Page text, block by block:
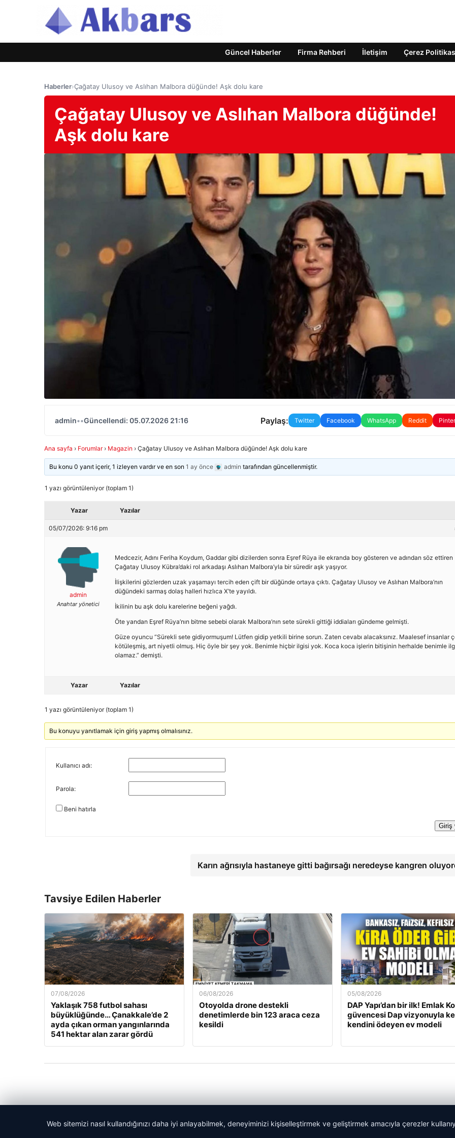
Güncel Haberler Firma Rehberi İletişim Çerez
Haberler›Çağatay Ulusoy ve Aslıhan Malbora düğünde! Aşk dolu kare
Çağatay Ulusoy ve Aslıhan Malbora düğünde!
Aşk dolu kare
admin••Güncellendi: 05.07.2026 21:16 Paylaş: Twitter Facebook WhatsApp Reddit
Ana sayfa › Forumlar › Magazin › Çağatay Ulusoy ve Aslıhan Malbora düğünde! Aşk dolu kare
Bu konu 0 yanıt içerir, 1 izleyen vardır ve en son1 ay önce admin tarafından güncellenmiştir.
1 yazı görüntüleniyor (toplam 1)
Yazar Yazılar
05/07/2026: 9:16 pm
admin
Anahtar yönetici
Medcezir, Adını Feriha Koydum, Gaddar gibi dizilerden sonra Eşref Rüya ile ekranda boy gösteren ve adından söz ettiren
Çağatay Ulusoy Kübra’daki rol arkadaşı Aslıhan Malbora’yla bir süredir aşk yaşıyor.
İlişkilerini gözlerden uzak yaşamayı tercih eden çift bir düğünde ortaya çıktı. Çağatay Ulusoy ve Aslıhan Malbora’nın
düğündeki sarmaş dolaş halleri hızlıca X’te yayıldı.
İkilinin bu aşk dolu karelerine beğeni yağdı.
Öte yandan Eşref Rüya’nın bitme sebebi olarak Malbora’nın sete sürekli gittiği iddiaları gündeme gelmişti.
Güze oyuncu “Sürekli sete gidiyormuşum! Lütfen gidip yetkili birine sorun. Zaten cevabı alacaksınız. Maalesef insanlar
kötüleşmiş, art niyetli olmuş. Hiç öyle bir şey yok. Benimle hiçbir ilgisi yok. Koca koca işlerin bitişinin herhalde benimle
olamaz.” demişti.
Yazar Yazılar
1 yazı görüntüleniyor (toplam 1)
Bu konuyu yanıtlamak için giriş yapmış olmalısınız.
Kullanıcı adı:
Parola:
Beni hatırla
Giriş
Karın ağrısıyla hastaneye gitti bağırsağı neredeyse kangren
Tavsiye Edilen Haberler
07/08/2026
Yaklaşık 758 futbol sahası
büyüklüğünde… Çanakkale’de 2
ayda çıkan orman yangınlarında
541 hektar alan zarar gördü
06/08/2026
Otoyolda drone destekli
denetimlerde bin 123 araca ceza
kesildi
05/08/2026
DAP Yapı’dan bir ilk! Emlak
güvencesi Dap vizyonuyla
kendini ödeyen ev modeli
© 2026 Akbars Haber
Web sitemizi nasıl kullandığınızı daha iyi anlayabilmek, deneyiminizi kişiselleştirmek ve geliştirmek amacıyla çerezler